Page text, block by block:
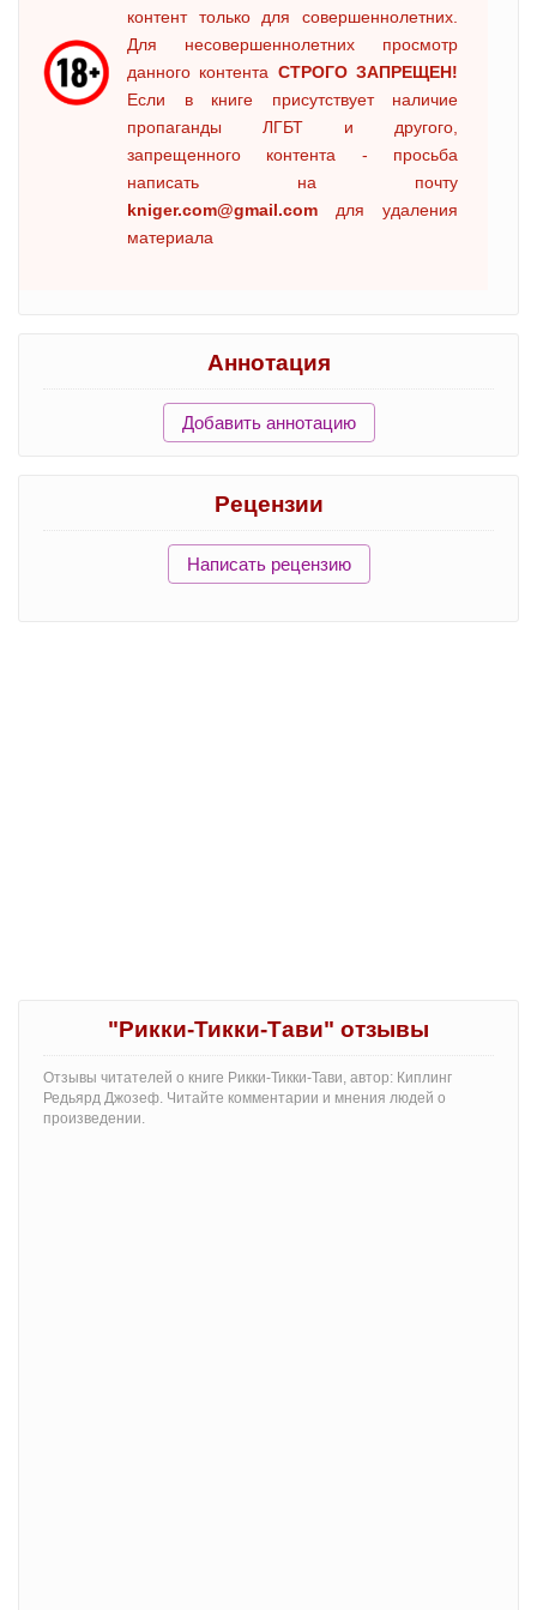
контент только для совершеннолетних.
Для несовершеннолетних просмотр
данного контента СТРОГО ЗАПРЕЩЕН!
Если в книге присутствует наличие
пропаганды ЛГБТ и другого,
запрещенного контента - просьба
написать на почту
kniger.com@gmail.com для удаления
материала
Аннотация
Добавить аннотацию
Рецензии
Написать рецензию
"Рикки-Тикки-Тави" отзывы
Отзывы читателей о книге Рикки-Тикки-Тави, автор: Киплинг
Редьярд Джозеф. Читайте комментарии и мнения людей о
произведении.